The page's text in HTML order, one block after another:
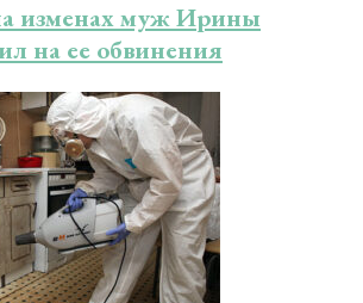
изменах муж Ирины
на ее обвинения